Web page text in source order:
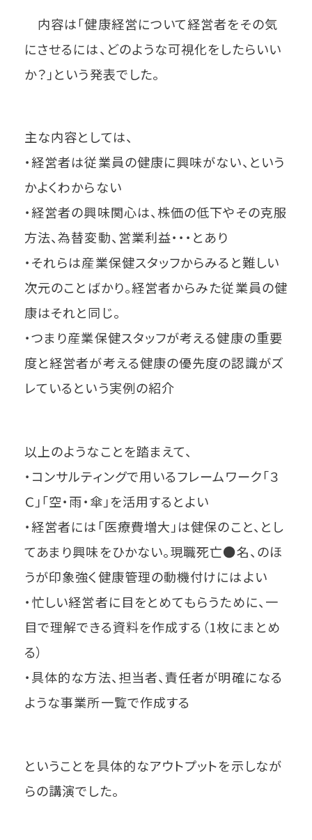
内容は「健康経営について経営者をその気
にさせるには、どのような可視化をしたらいい
か？」という発表でした。
主な内容としては、
・経営者は従業員の健康に興味がない、という
かよくわからない
・経営者の興味関心は、株価の低下やその克服
方法、為替変動、営業利益・・・とあり
・それらは産業保健スタッフからみると難しい
次元のことばかり。経営者からみた従業員の健
康はそれと同じ。
・つまり産業保健スタッフが考える健康の重要
度と経営者が考える健康の優先度の認識がズ
レているという実例の紹介
以上のようなことを踏まえて、
・コンサルティングで用いるフレームワーク「３
Ｃ」「空・雨・傘」を活用するとよい
・経営者には「医療費増大」は健保のこと、とし
てあまり興味をひかない。現職死亡●名、のほ
うが印象強く健康管理の動機付けにはよい
・忙しい経営者に目をとめてもらうために、一
目で理解できる資料を作成する（1枚にまとめ
る）
・具体的な方法、担当者、責任者が明確になる
ような事業所一覧で作成する
ということを具体的なアウトプットを示しなが
らの講演でした。